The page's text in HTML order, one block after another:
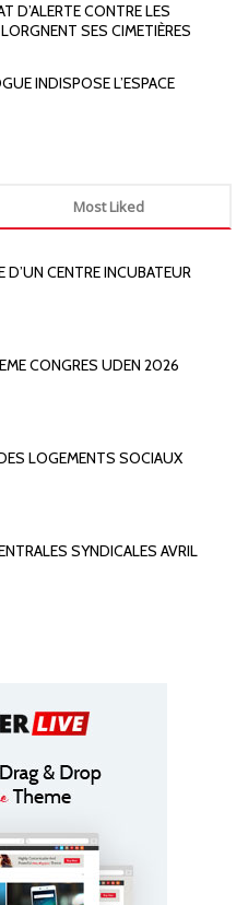
D’ALERTE CONTRE LES
SES CIMETIÈRES
INDISPOSE L’ESPACE
Most Liked
CENTRE INCUBATEUR
CONGRES UDEN 2026
LOGEMENTS SOCIAUX
SYNDICALES AVRIL